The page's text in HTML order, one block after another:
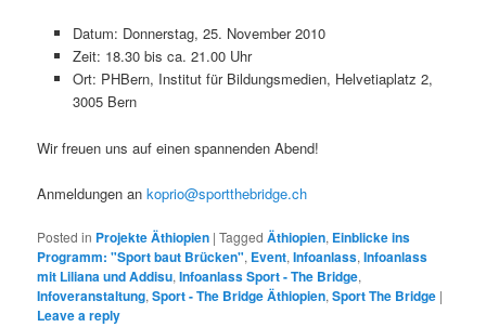
Datum: Donnerstag, 25. November 2010
Zeit: 18.30 bis ca. 21.00 Uhr
Ort: PHBern, Institut für Bildungsmedien, Helvetiaplatz 2,
3005 Bern
Wir freuen uns auf einen spannenden Abend!
Anmeldungen ankoprio@sportthebridge.ch
Posted in Projekte Äthiopien |Tagged Äthiopien, Einblicke ins
Programm: "Sport baut Brücken", Event,Infoanlass,Infoanlass
mit Liliana und Addisu,Infoanlass Sport - The Bridge,
Infoveranstaltung,Sport - The Bridge Äthiopien,Sport The Bridge |
Leave a reply